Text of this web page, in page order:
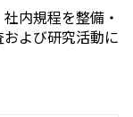
内規程を整備・
よび研究活動に